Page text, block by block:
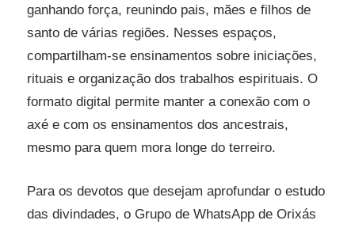
ganhando força, reunindo pais, mães e filhos de
santo de várias regiões. Nesses espaços,
compartilham-se ensinamentos sobre iniciações,
rituais e organização dos trabalhos espirituais. O
formato digital permite manter a conexão com o
axé e com os ensinamentos dos ancestrais,
mesmo para quem mora longe do terreiro.
Para os devotos que desejam aprofundar o estudo
das divindades, o Grupo de WhatsApp de Orixás